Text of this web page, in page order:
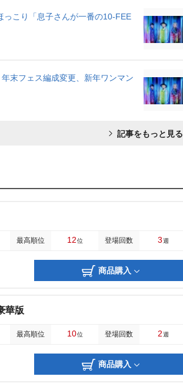
っこり「息子さんが一番の10-FEE
末フェス編成変更、新年ワンマン
記事をもっと見る
最高順位 12位 登場回数 3週
商品購入
華版
最高順位 10位 登場回数 2週
商品購入